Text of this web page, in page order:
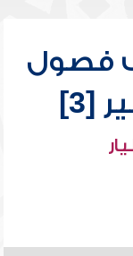
فصول
[3]